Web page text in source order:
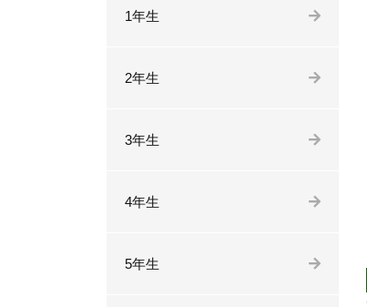
1年生
2年生
3年生
4年生
5年生